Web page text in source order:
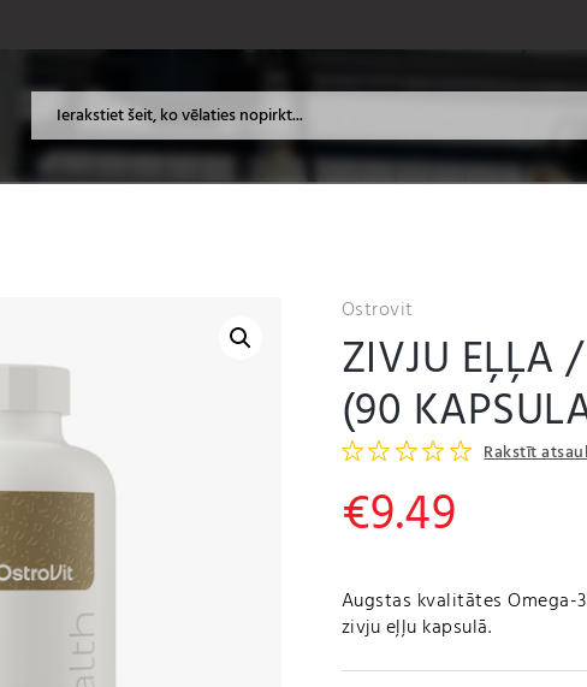
Ostrovit
ZIVJU EĻĻA
(90
Rakstīt
€9.49
Augstas kvalitātes Omega-
zivju eļļu kapsulā.